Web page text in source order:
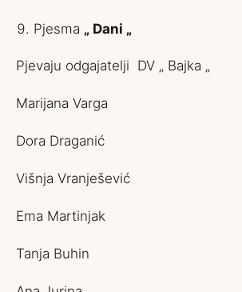
Pjesma „ Dani „
Pjevaju odgajatelji DV „ Bajka „
Marijana Varga
Dora Draganić
Višnja Vranješević
Ema Martinjak
Tanja Buhin